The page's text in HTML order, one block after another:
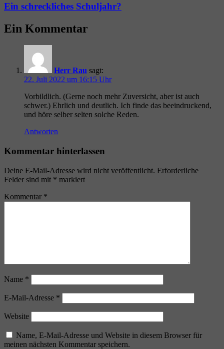
Ein schreckliches Schuljahr?
Ein Kommentar
Herr Rau sagt:
22. Juli 2022 um 16:15 Uhr
Vorbildlich. (Gerne noch mehr Zuversicht, aber ist auch
schwer.) Ehrlich und deutlich. Ich finde das beeindruckend,
und höre selber selten solche Reden.
Antworten
Kommentar hinterlassen
Deine E-Mail-Adresse wird nicht veröffentlicht. Erforderliche
Felder sind mit * markiert
Kommentar *
Name *
E-Mail-Adresse *
Website
Name, E-Mail-Adresse und Website in diesem Browser für
meinen nächsten Kommentar speichern.